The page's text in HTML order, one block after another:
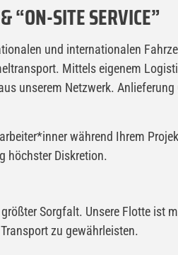
“ON-SITE SERVICE”
und internationalen
Mittels eigenem
unserem Netzwerk.
während Ihrem
höchster Diskretion.
Sorgfalt. Unsere Flotte ist
zu gewährleisten.